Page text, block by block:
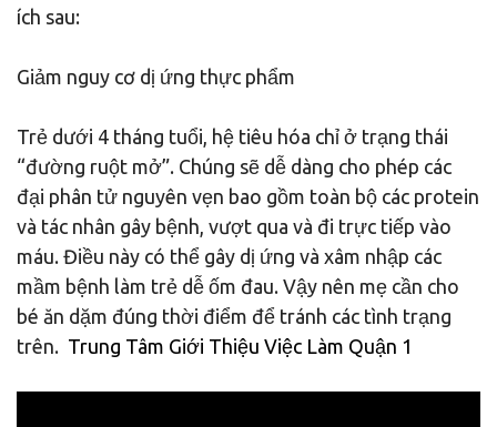
ích sau:
Giảm nguy cơ dị ứng thực phẩm
Trẻ dưới 4 tháng tuổi, hệ tiêu hóa chỉ ở trạng thái
“đường ruột mở”. Chúng sẽ dễ dàng cho phép các
đại phân tử nguyên vẹn bao gồm toàn bộ các protein
và tác nhân gây bệnh, vượt qua và đi trực tiếp vào
máu. Điều này có thể gây dị ứng và xâm nhập các
mầm bệnh làm trẻ dễ ốm đau. Vậy nên mẹ cần cho
bé ăn dặm đúng thời điểm để tránh các tình trạng
trên. Trung Tâm Giới Thiệu Việc Làm Quận 1